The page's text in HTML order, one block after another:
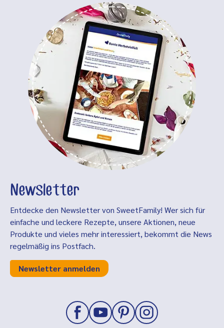
Newsletter
Entdecke den Newsletter von SweetFamily! Wer sich für
einfache und leckere Rezepte, unsere Aktionen, neue
Produkte und vieles mehr interessiert, bekommt die News
regelmäßig ins Postfach.
Newsletter anmelden